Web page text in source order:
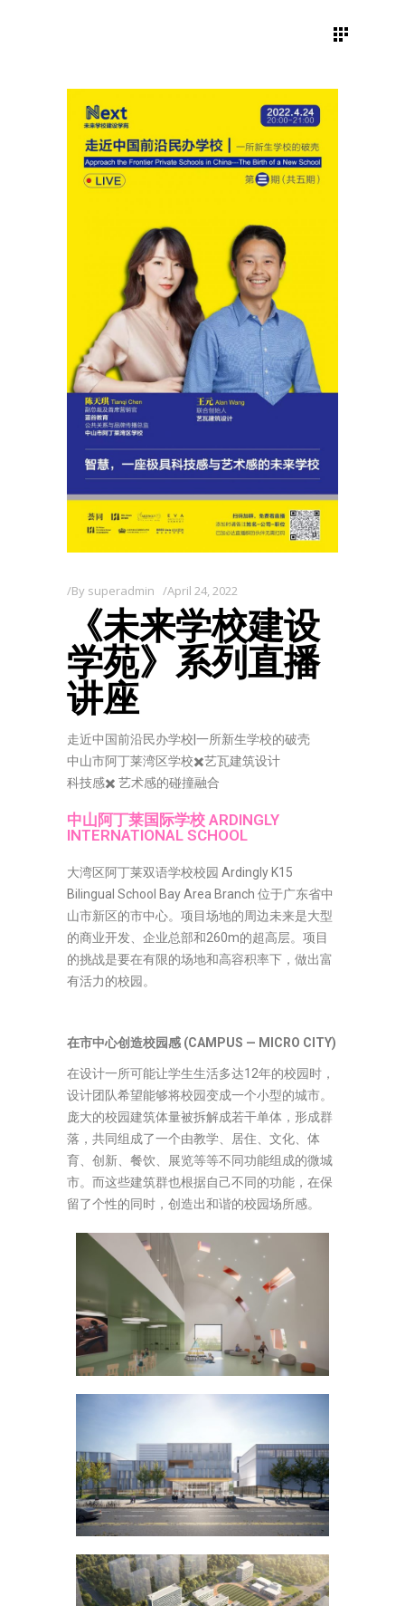
By superadmin April 24, 2022
《未来学校建设
学苑》系列直播
讲座
走近中国前沿民办学校|一所新生学校的破壳
​中山市阿丁莱湾区学校✖️艺瓦建筑设计
​科技感✖️ 艺术感的碰撞融合
中山阿丁莱国际学校 ARDINGLY
INTERNATIONAL SCHOOL
大湾区阿丁莱双语学校校园 Ardingly K15
Bilingual School Bay Area Branch 位于广东省中
山市新区的市中心。项目场地的周边未来是大型
的商业开发、企业总部和260m的超高层。项目
的挑战是要在有限的场地和高容积率下，做出富
有活力的校园。
在市中心创造校园感 (CAMPUS — MICRO CITY)
在设计一所可能让学生生活多达12年的校园时，
设计团队希望能够将校园变成一个小型的城市。
庞大的校园建筑体量被拆解成若干单体，形成群
落，共同组成了一个由教学、居住、文化、体
育、创新、餐饮、展览等等不同功能组成的微城
市。而这些建筑群也根据自己不同的功能，在保
留了个性的同时，创造出和谐的校园场所感。